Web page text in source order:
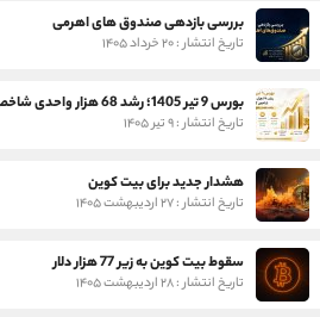
بررسی بازدهی صندوق های اهرمی
تاریخ انتشار : ۲۰ خرداد ۱۴۰۵
تاریخ انتشار : ۹ تیر ۱۴۰۵
هشدار جدید برای بیت کوین
تاریخ انتشار : ۲۷ اردیبهشت ۱۴۰۵
سقوط بیت کوین به زیر 77 هزار دلار
تاریخ انتشار : ۲۸ اردیبهشت ۱۴۰۵